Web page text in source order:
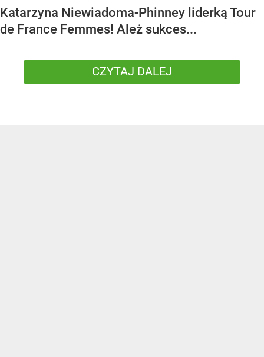
Katarzyna Niewiadoma-Phinney liderką Tour
de France Femmes! Ależ sukces...
CZYTAJ DALEJ